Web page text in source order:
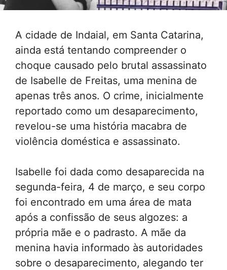
A cidade de Indaial, em Santa Catarina,
ainda está tentando compreender o
choque causado pelo brutal assassinato
de Isabelle de Freitas, uma menina de
apenas três anos. O crime, inicialmente
reportado como um desaparecimento,
revelou-se uma história macabra de
violência doméstica e assassinato.
Isabelle foi dada como desaparecida na
segunda-feira, 4 de março, e seu corpo
foi encontrado em uma área de mata
após a confissão de seus algozes: a
própria mãe e o padrasto. A mãe da
menina havia informado às autoridades
sobre o desaparecimento, alegando ter